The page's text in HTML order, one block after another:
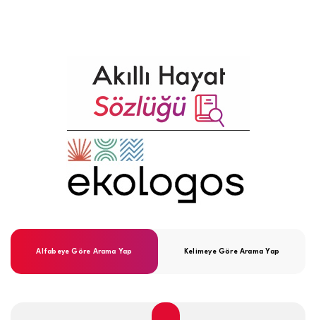
Alfabeye Göre Arama Yap Kelimeye Göre Arama Yap